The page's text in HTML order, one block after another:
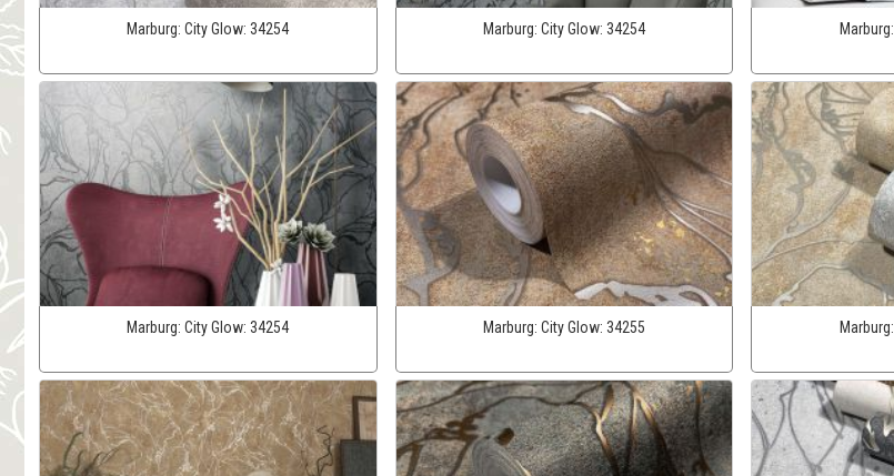
Marburg:City Glow:34254 Marburg: City Glow: 34254 Marburg:
Marburg:City Glow:34254 Marburg: City Glow: 34255 Marburg: